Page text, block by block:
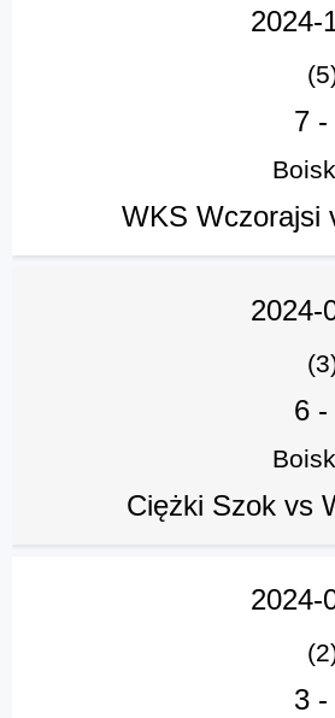
2024-
7 -
WKS Wczorajsi
2024-
6 -
Ciężki Szok vs
2024-
3 -